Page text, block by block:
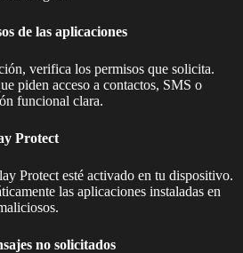
de las aplicaciones
verifica los permisos que solicita.
piden acceso a contactos, SMS o
funcional clara.
Protect
Protect esté activado en tu dispositivo.
las aplicaciones instaladas en
no solicitados